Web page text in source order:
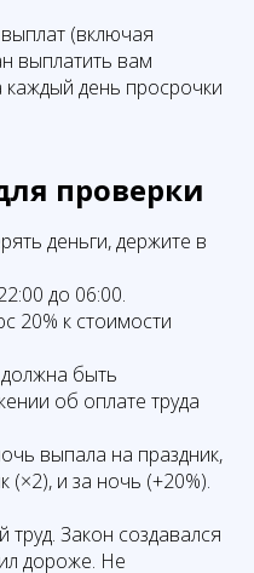
(включая
выплатить вам
день просрочки
проверки
деньги, держите в
до 06:00.
20% к стоимости
быть
об оплате труда
выпала на праздник,
(×2), и за ночь (+20%).
Закон создавался
дороже. Не